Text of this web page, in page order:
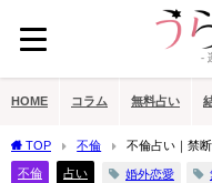
HOME コラム 無料占い
TOP 不倫
不倫占い｜禁
化
不倫 占い 婚外恋愛